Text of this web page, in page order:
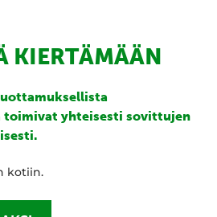
KIERTÄMÄÄN
toimivat yhteisesti sovittujen
kotiin.